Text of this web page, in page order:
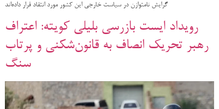
گرایش نامتوازن در سیاست خارجی این کشور مورد انتقاد قرار داده‌اند
رویداد ایست بازرسی بلیلی کویته: اعتراف
رهبر تحریک انصاف به قانون‌شکنی و پرتاب
سنگ